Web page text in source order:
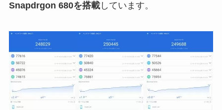
Snapdrgon 680を搭載しています。